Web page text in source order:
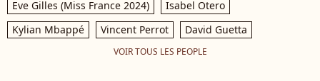
Eve Gilles (Miss France 2024)
Isabel Otero
Kylian Mbappé
Vincent Perrot David Guetta
VOIR TOUS LES PEOPLE